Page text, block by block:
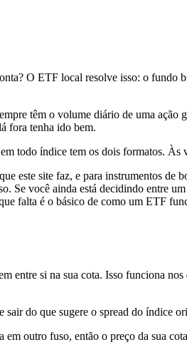
O ETF local resolve isso: o fundo
têm o volume diário de uma
fora tenha ido bem.
todo índice tem os dois formatos. Às
este site faz, e para instrumentos de
Se você ainda está decidindo entre um
falta é o básico de como um ETF
entre si na sua cota. Isso funciona
do que sugere o spread do índice
outro fuso, então o preço da sua